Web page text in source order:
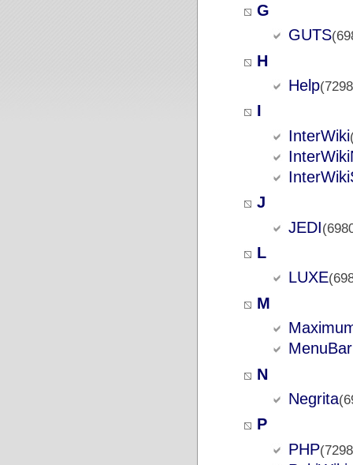
G
GUTS
H
Help
I
InterWiki
J
JEDI
L
LUXE
M
MenuBar
N
Negrita
P
PHP